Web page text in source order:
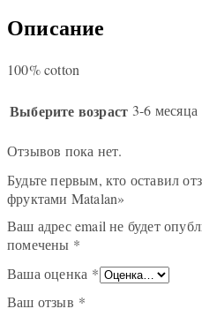
Описание
100% cotton
Выберите возраст 3-6 месяца
Отзывов пока нет.
Будьте первым, кто оставил
фруктами Matalan»
Ваш адрес email не будет
помечены *
Ваша оценка *
Ваш отзыв *